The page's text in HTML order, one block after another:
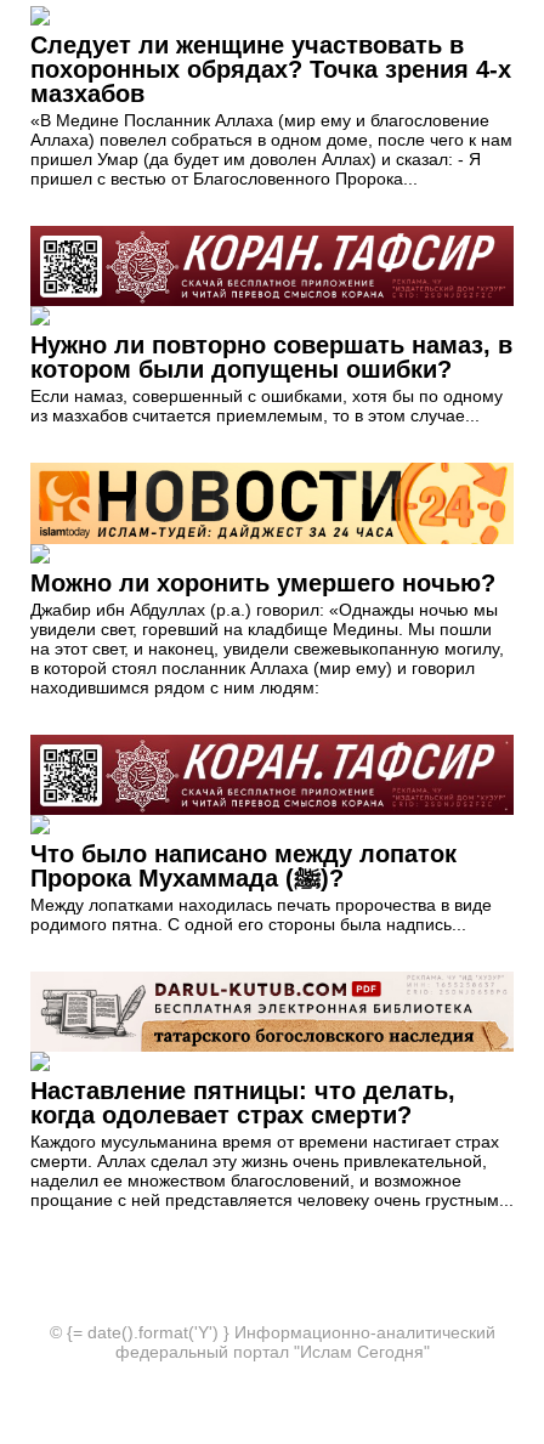
Следует ли женщине участвовать в
похоронных обрядах? Точка зрения 4-х
мазхабов
«В Медине Посланник Аллаха (мир ему и благословение
Аллаха) повелел собраться в одном доме, после чего к нам
пришел Умар (да будет им доволен Аллах) и сказал: - Я
пришел с вестью от Благословенного Пророка...
Нужно ли повторно совершать намаз, в
котором были допущены ошибки?
Если намаз, совершенный с ошибками, хотя бы по одному
из мазхабов считается приемлемым, то в этом случае...
Можно ли хоронить умершего ночью?
Джабир ибн Абдуллах (р.а.) говорил: «Однажды ночью мы
увидели свет, горевший на кладбище Медины. Мы пошли
на этот свет, и наконец, увидели свежевыкопанную могилу,
в которой стоял посланник Аллаха (мир ему) и говорил
находившимся рядом с ним людям:
Что было написано между лопаток
Пророка Мухаммада (ﷺ)?
Между лопатками находилась печать пророчества в виде
родимого пятна. С одной его стороны была надпись...
Наставление пятницы: что делать,
когда одолевает страх смерти?
Каждого мусульманина время от времени настигает страх
смерти. Аллах сделал эту жизнь очень привлекательной,
наделил ее множеством благословений, и возможное
прощание с ней представляется человеку очень грустным...
© {= date().format('Y') } Информационно-аналитический
федеральный портал "Ислам Сегодня"